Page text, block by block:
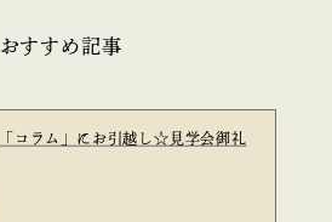
おすすめ記事
「コラム」にお引越し☆見学会御礼